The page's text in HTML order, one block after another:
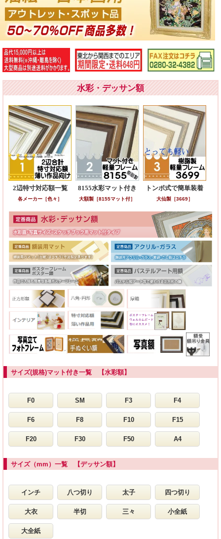
水彩・デッサン額
2辺特寸対応額一覧
各メーカー［色々］
8155水彩マット付き
大額製［8155マット付］
トンボ式で簡単装着
大仙製［3669］
サイズ(規格)マット付き一覧 【水彩額】
F0 SM F3 F4
F6 F8 F10 F15
F20 F30 F50 A4
サイズ（mm）一覧 【デッサン額】
インチ 八つ切り 太子 四つ切り
大衣 半切 三々 小全紙
大全紙